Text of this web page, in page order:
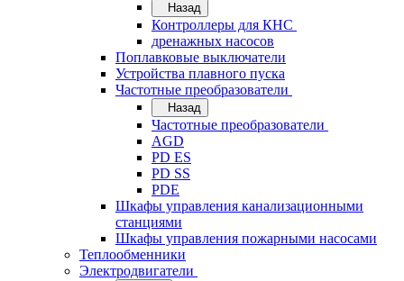
Назад
Контроллеры для КНС
дренажных насосов
Поплавковые выключатели
Устройства плавного пуска
Частотные преобразователи
Назад
Частотные преобразователи
AGD
PD ES
PD SS
PDE
Шкафы управления канализационными
станциями
Шкафы управления пожарными насосами
Теплообменники
Электродвигатели